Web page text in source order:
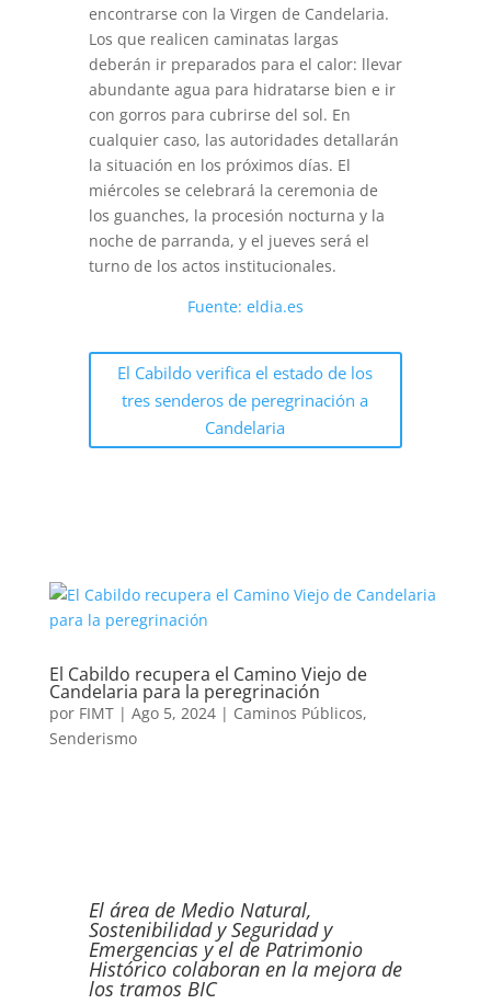
encontrarse con la Virgen de Candelaria.
Los que realicen caminatas largas
deberán ir preparados para el calor: llevar
abundante agua para hidratarse bien e ir
con gorros para cubrirse del sol. En
cualquier caso, las autoridades detallarán
la situación en los próximos días. El
miércoles se celebrará la ceremonia de
los guanches, la procesión nocturna y la
noche de parranda, y el jueves será el
turno de los actos institucionales.
Fuente: eldia.es
El Cabildo verifica el estado de los
tres senderos de peregrinación a
Candelaria
El Cabildo recupera el Camino Viejo de
Candelaria para la peregrinación
por FIMT| Ago 5, 2024| Caminos Públicos,
Senderismo
El área de Medio Natural,
Sostenibilidad y Seguridad y
Emergencias y el de Patrimonio
Histórico colaboran en la mejora de
los tramos BIC